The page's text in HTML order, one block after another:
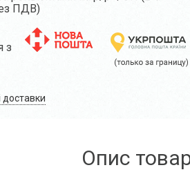
ПДВ)
з
доставки
Опис